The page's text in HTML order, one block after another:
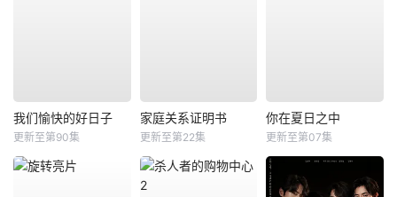
我们愉快的好日子
更新至第90集
家庭关系证明书
更新至第22集
你在夏日之中
更新至第07集